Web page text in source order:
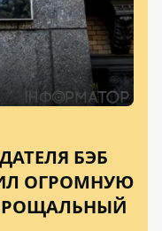
БЭБ
ОГРОМНУЮ